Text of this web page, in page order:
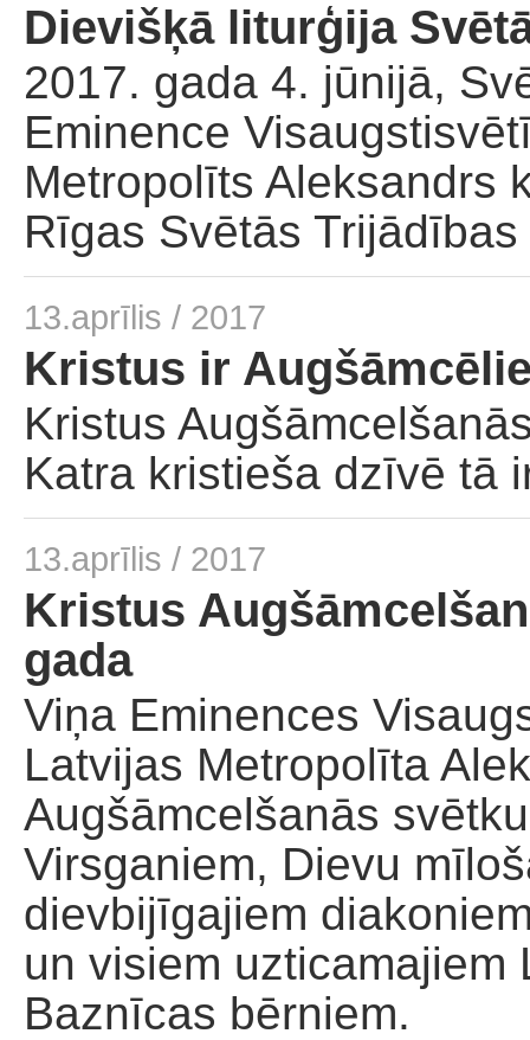
Dievišķā liturģija
2017. gada 4. jūnijā,
Eminence
Metropolīts Aleksandrs
Rīgas Svētās
13.aprīlis / 2017
Kristus ir
Kristus
Katra kristieša dzīvē tā
13.aprīlis / 2017
Kristus
gada
Viņa Eminences
Latvijas Metropolīta
Augšāmcelšanās
Virsganiem, Dievu
dievbijīgajiem
un visiem
Baznīcas bērniem.